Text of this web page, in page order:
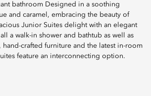
bathroom Designed in a soothing
and caramel, embracing the beauty of
Junior Suites delight with an elegant
a walk-in shower and bathtub as well as
hand-crafted furniture and the latest in-room
feature an interconnecting option.